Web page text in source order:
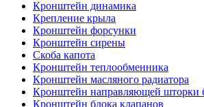
Кронштейн динамика
Крепление крыла
Кронштейн форсунки
Кронштейн сирены
Скоба капота
Кронштейн теплообменника
Кронштейн масляного радиатора
Кронштейн направляющей шторки
Кронштейн блока клапанов